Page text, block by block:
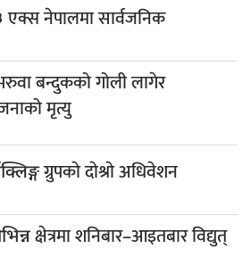
एक्स नेपालमा सार्वजनिक
बन्दुकको गोली लागेर
मृत्यु
ग्रुपकाे दाेश्राे अधिवेशन
क्षेत्रमा शनिबार–आइतबार विद्युत्